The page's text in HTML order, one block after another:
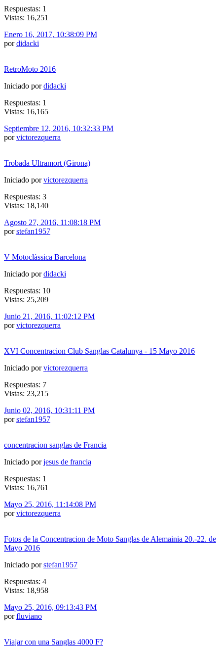
Respuestas: 1
Vistas: 16,251
Enero 16, 2017, 10:38:09 PM
pordidacki
RetroMoto 2016
Iniciado pordidacki
Respuestas: 1
Vistas: 16,165
Septiembre 12, 2016, 10:32:33 PM
porvictorezquerra
Trobada Ultramort (Girona)
Iniciado porvictorezquerra
Respuestas: 3
Vistas: 18,140
Agosto 27, 2016, 11:08:18 PM
porstefan1957
V Motoclàssica Barcelona
Iniciado pordidacki
Respuestas: 10
Vistas: 25,209
Junio 21, 2016, 11:02:12 PM
porvictorezquerra
XVI Concentracion Club Sanglas Catalunya - 15 Mayo 2016
Iniciado porvictorezquerra
Respuestas: 7
Vistas: 23,215
Junio 02, 2016, 10:31:11 PM
porstefan1957
concentracion sanglas de Francia
Iniciado porjesus de francia
Respuestas: 1
Vistas: 16,761
Mayo 25, 2016, 11:14:08 PM
porvictorezquerra
Fotos de la Concentracion de Moto Sanglas de Alemainia 20.-22. de
Mayo 2016
Iniciado porstefan1957
Respuestas: 4
Vistas: 18,958
Mayo 25, 2016, 09:13:43 PM
porfluviano
Viajar con una Sanglas 4000 F?